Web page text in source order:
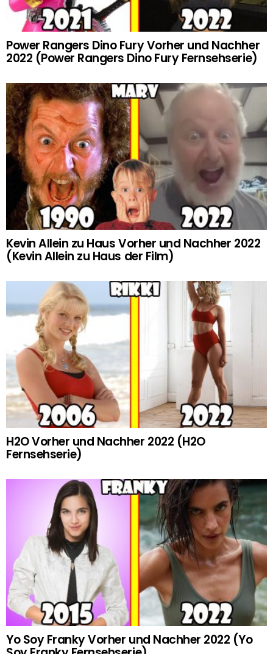
Power Rangers Dino Fury Vorher und Nachher
2022 (Power Rangers Dino Fury Fernsehserie)
Kevin Allein zu Haus Vorher und Nachher 2022
(Kevin Allein zu Haus der Film)
H2O Vorher und Nachher 2022 (H2O
Fernsehserie)
Yo Soy Franky Vorher und Nachher 2022 (Yo